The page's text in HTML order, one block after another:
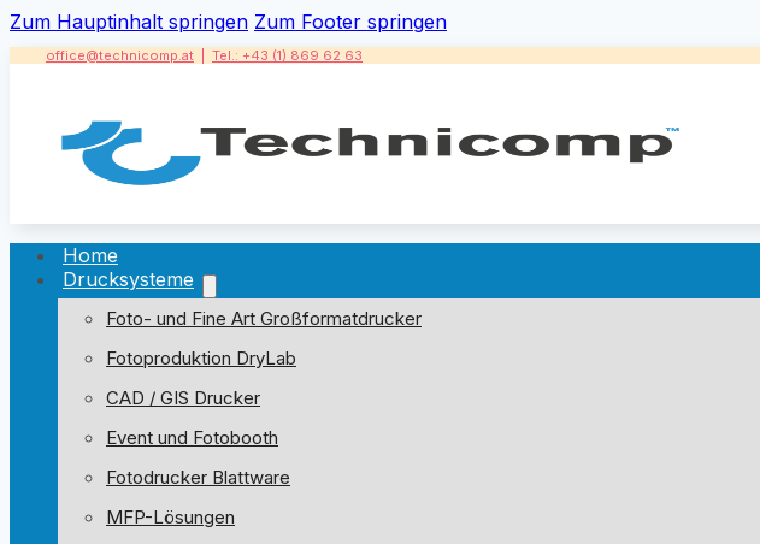
Zum Hauptinhalt springen Zum Footer springen
office@technicomp.at Tel.: +43 (1) 869 62 63
Home
Drucksysteme
Foto- und Fine Art Großformatdrucker
Fotoproduktion DryLab
CAD / GIS Drucker
Event und Fotobooth
Fotodrucker Blattware
MFP-Lösungen